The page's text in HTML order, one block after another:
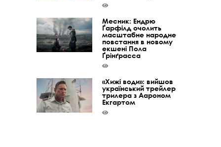
Месник: Ендрю
Ґарфілд очолить
масштабне народне
повстання в новому
екшені Пола
Ґрінґрасса
«Хижі води»: вийшов
український трейлер
трилера з Аароном
Екгартом